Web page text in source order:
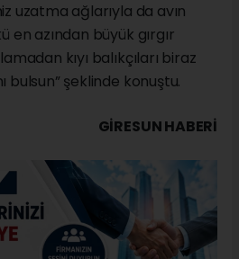
uzatma ağlarıyla da avın
en azından büyük gırgır
kıyı balıkçıları biraz
bulsun” şeklinde konuştu.
GIRESUN HABERİ